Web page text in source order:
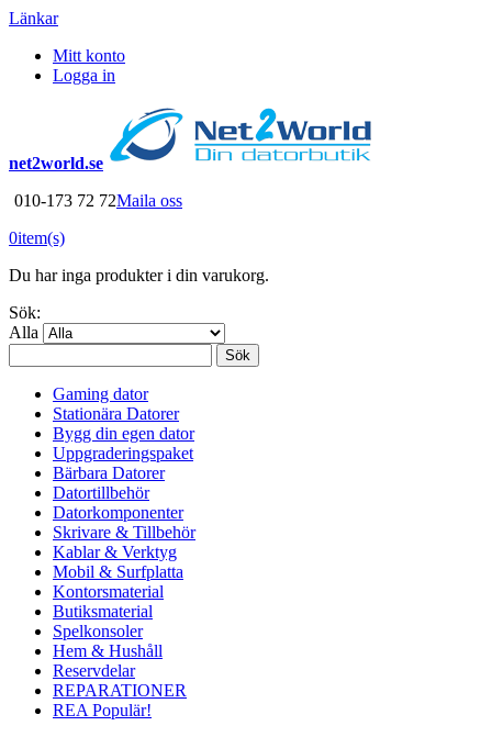
Länkar
Mitt konto
Logga in
net2world.se
010-173 72 72Maila oss
0item(s)
Du har inga produkter i din varukorg.
Sök:
Alla
Sök
Gaming dator
Stationära Datorer
Bygg din egen dator
Uppgraderingspaket
Bärbara Datorer
Datortillbehör
Datorkomponenter
Skrivare & Tillbehör
Kablar & Verktyg
Mobil & Surfplatta
Kontorsmaterial
Butiksmaterial
Spelkonsoler
Hem & Hushåll
Reservdelar
REPARATIONER
REA Populär!